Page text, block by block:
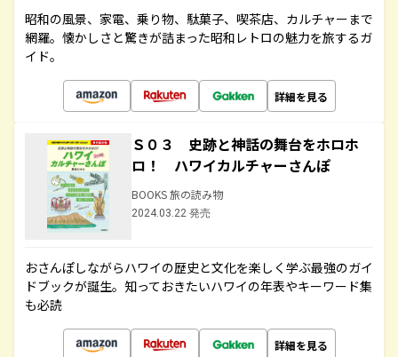
昭和の風景、家電、乗り物、駄菓子、喫茶店、カルチャーまで
網羅。懐かしさと驚きが詰まった昭和レトロの魅力を旅するガ
イド。
詳細を見る
Ｓ０３ 史跡と神話の舞台をホロホ
ロ！ ハワイカルチャーさんぽ
BOOKS 旅の読み物
2024.03.22 発売
おさんぽしながらハワイの歴史と文化を楽しく学ぶ最強のガイ
ドブックが誕生。知っておきたいハワイの年表やキーワード集
も必読
詳細を見る